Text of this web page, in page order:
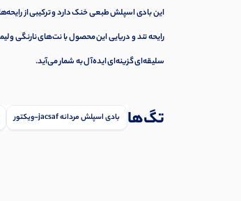
پرسش‌ها
این بادی اسپلش طبعی خنک دارد و ترکیبی از
رایحه تند و دریایی این محصول با نت‌های نارنگی
سلیقه‌ای گزینه‌ای ایده‌آل به شمار می‌آید.
تگ‌ها بادی اسپلش مردانه jacsaf-ویکتور